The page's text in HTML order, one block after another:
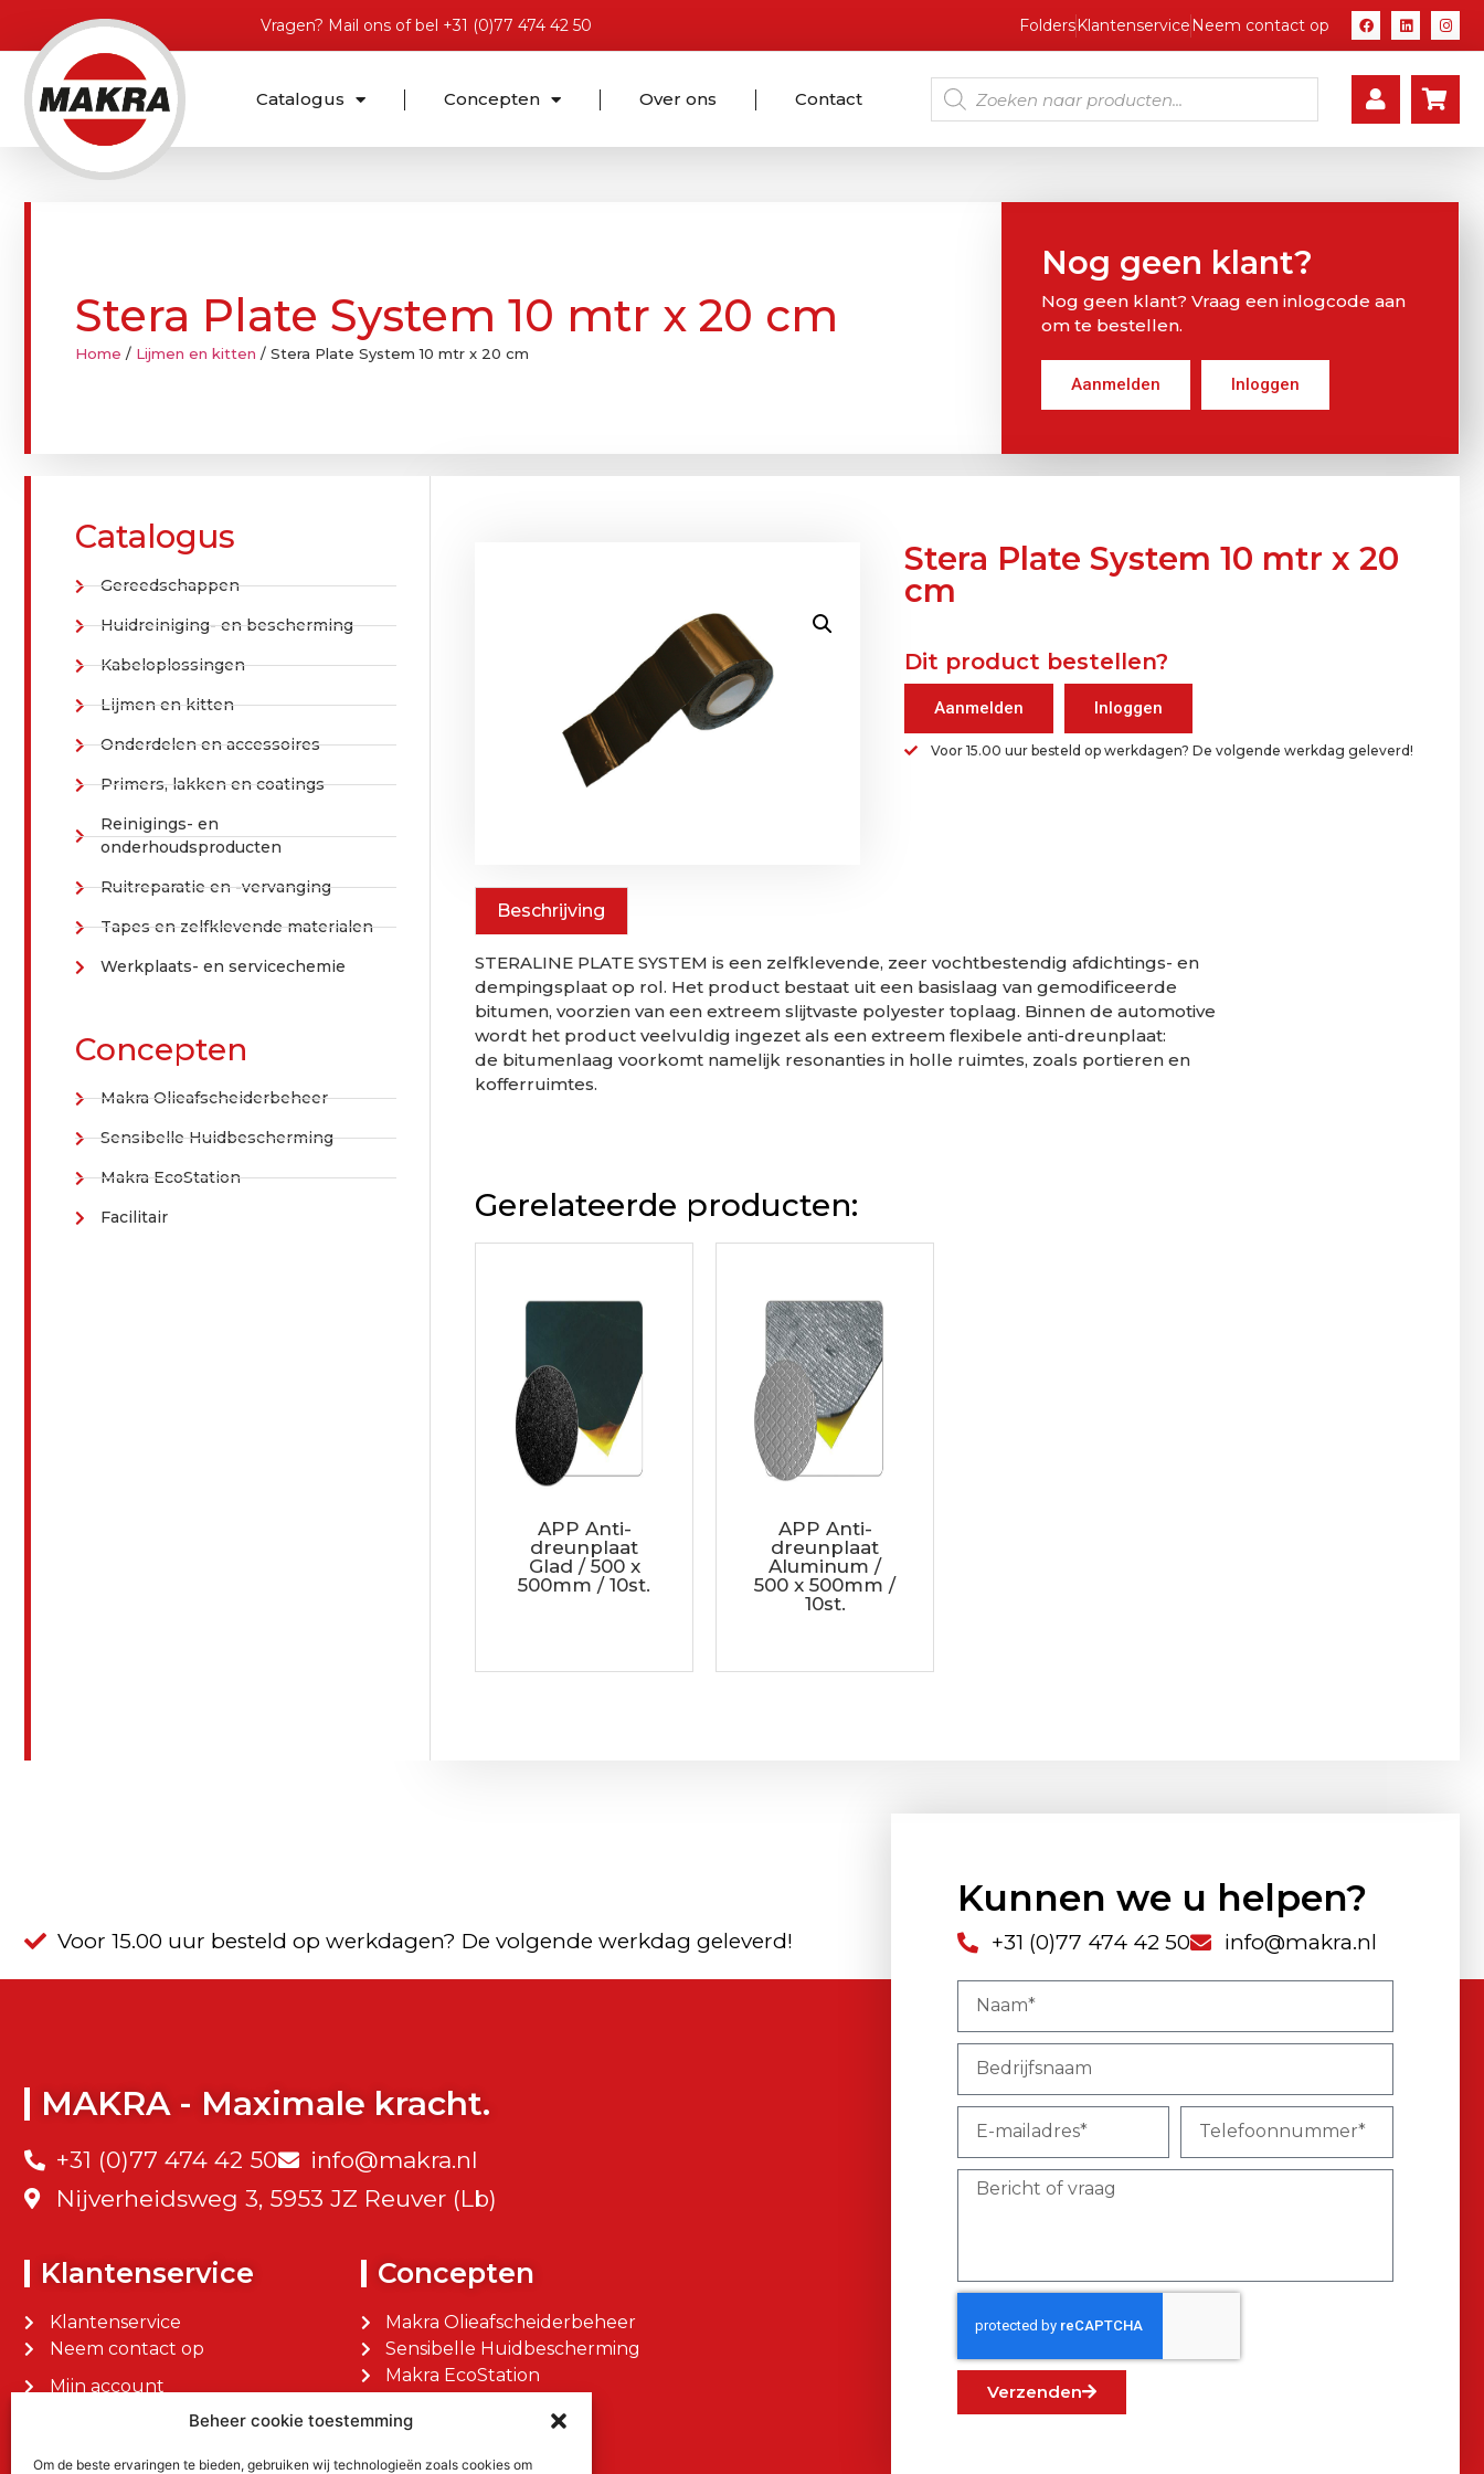
Beheer cookie toestemming
Om de beste ervaringen te bieden, gebruiken wij technologieën zoals cookies om
Vragen? Mail onsof bel +31 (0)77 474 42 50 FoldersKlantenservice Neem contact op
Catalogus Concepten Over ons Contact
Stera Plate System 10 mtr x 20 cm
Home / Lijmen en kitten / Stera Plate System 10 mtr x 20 cm
Nog geen klant?
Nog geen klant? Vraag een inlogcode aan
om te bestellen.
Aanmelden Inloggen
Catalogus
Gereedschappen
Huidreiniging- en bescherming
Kabeloplossingen
Lijmen en kitten
Onderdelen en accessoires
Primers, lakken en coatings
Reinigings- en
onderhoudsproducten
Ruitreparatie en -vervanging
Tapes en zelfklevende materialen
Werkplaats- en servicechemie
Concepten
Makra Olieafscheiderbeheer
Sensibelle Huidbescherming
Makra EcoStation
Facilitair
Stera Plate System 10 mtr x 20
cm
Dit product bestellen?
Aanmelden Inloggen
Voor 15.00 uur besteld op werkdagen? De volgende werkdag geleverd!
Beschrijving
STERALINE PLATE SYSTEM is een zelfklevende, zeer vochtbestendig afdichtings- en
dempingsplaat op rol. Het product bestaat uit een basislaag van gemodificeerde
bitumen, voorzien van een extreem slijtvaste polyester toplaag. Binnen de automotive
wordt het product veelvuldig ingezet als een extreem flexibele anti-dreunplaat:
de bitumenlaag voorkomt namelijk resonanties in holle ruimtes, zoals portieren en
kofferruimtes.
Gerelateerde producten:
APP Anti-
dreunplaat
Glad / 500 x
500mm / 10st.
APP Anti-
dreunplaat
Aluminum /
500 x 500mm /
10st.
Voor 15.00 uur besteld op werkdagen? De volgende werkdag geleverd!
MAKRA - Maximale kracht.
+31 (0)77 474 42 50
info@makra.nl
Nijverheidsweg 3, 5953 JZ Reuver (Lb)
Klantenservice
Klantenservice
Neem contact op
Mijn account
Mijn bestellingen
Concepten
Makra Olieafscheiderbeheer
Sensibelle Huidbescherming
Makra EcoStation
Kunnen we u helpen?
+31 (0)77 474 42 50 info@makra.nl
Verzenden